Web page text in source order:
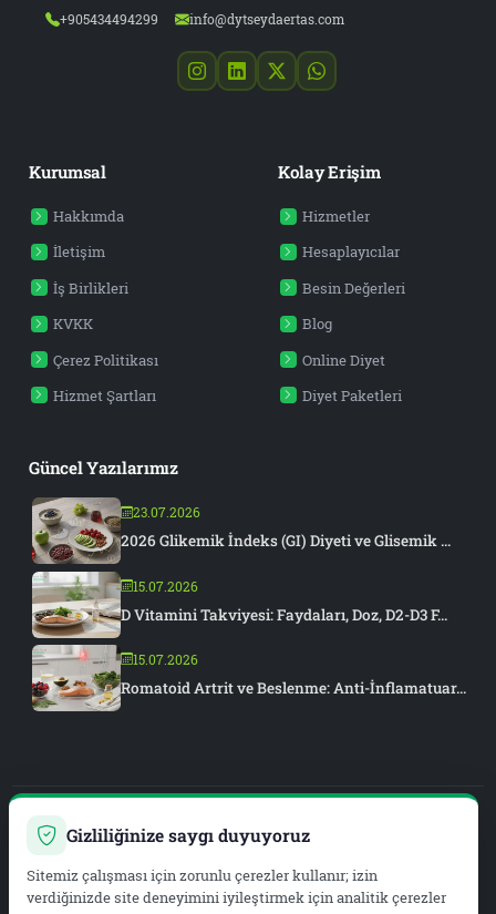
+905434494299 info@dytseydaertas.com
Kurumsal
Hakkımda
İletişim
İş Birlikleri
KVKK
Çerez Politikası
Hizmet Şartları
Kolay Erişim
Hizmetler
Hesaplayıcılar
Besin Değerleri
Blog
Online Diyet
Diyet Paketleri
Güncel Yazılarımız
23.07.2026
2026 Glikemik İndeks (GI) Diyeti ve Glisemik ...
15.07.2026
D Vitamini Takviyesi: Faydaları, Doz, D2-D3 F...
15.07.2026
Romatoid Artrit ve Beslenme: Anti-İnflamatuar...
WEB DEVELOPMENT & SEO
Gizliliğinize saygı duyuyoruz
Sitemiz çalışması için zorunlu çerezler kullanır; izin
verdiğinizde site deneyimini iyileştirmek için analitik çerezler